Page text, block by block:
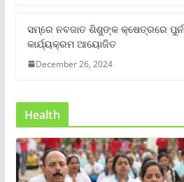
ସମ୍‌ରେ ନବଜାତ ଶିଶୁଙ୍କ କ୍ଷେତ୍ରରେ
କାର୍ଯ୍ୟକ୍ରମ ଆୟୋଜିତ
December 26, 2024
Health